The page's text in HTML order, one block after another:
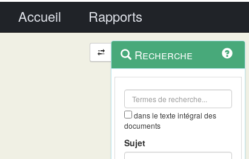
Accueil Rapports
Navigation
et
outils
contextuel
Recherche
dans le texte intégral des
documents
Sujet